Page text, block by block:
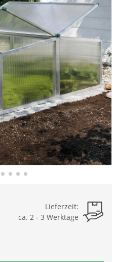
Lieferzeit:
ca. 2 - 3 Werktage